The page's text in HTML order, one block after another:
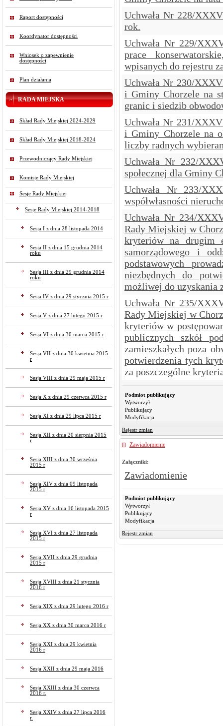
Raport dostępności
Koordynator dostępności
Wniosek o zapewnienie
dostępności
Plan działania
RADA MIEJSKA
Skład Rady Miejskiej 2024-2029
Skład Rady Miejskiej 2018-2024
Przewodniczący Rady Miejskiej
Komisje Rady Miejskiej
Sesje Rady Miejskiej
Sesje Rady Miejskiej 2014-2018
Sesja I z dnia 28 listopada 2014
Sesja II z dnia 15 grudnia 2014
roku
Sesja III z dnia 29 grudnia 2014
roku
Sesja IV z dnia 29 stycznia 2015 r
Sesja V z dnia 27 lutego 2015 r
Sesja VI z dnia 30 marca 2015 r
Sesja VII z dnia 30 kwietnia 2015
r
Sesja VIII z dnia 29 maja 2015 r
Sesja X z dnia 29 czerwca 2015 r
Sesja XI z dnia 29 lipca 2015 r
Sesja XII z dnia 20 sierpnia 2015
r
Sesja XIII z dnia 30 września
2015 r
Sesja XIV z dnia 09 listopada
2015 r
Sesja XV z dnia 16 listopada 2015
r
Sesja XVI z dnia 27 listopada
2015 r
Sesja XVII z dnia 29 grudnia
2015 r
Sesja XVIII z dnia 21 stycznia
2016 r
Sesja XIX z dnia 29 lutego 2016 r
Sesja XX z dnia 30 marca 2016 r
Sesja XXI z dnia 29 kwietnia
2016 r
Sesja XXII z dnia 29 maja 2016
Sesja XXIII z dnia 30 czerwca
2016 r.
Sesja XXIV z dnia 27 lipca 2016
r.
Uchwała Nr 228/
rok.
Uchwała Nr 229/
prace
wpisanych do rejestru
Uchwała Nr 230/
i Gminy Chorzele na
granic i siedzib
Uchwała Nr 231/
i Gminy Chorzele na
liczby radnych
Uchwała Nr 232/
społecznej dla Gminy
Uchwała Nr 233/
współwłasności
Uchwała Nr 234/
Rady Miejskiej w
kryteriów na drugim
samorządowego i
podstawowych
niezbędnych do
możliwej do uzyskania
Uchwała Nr 235/
Rady Miejskiej w
kryteriów w
publicznych szkół
zamieszkałych poza
potwierdzenia tych
za poszczególne
Podmiot publikujący
Wytworzył
Publikujący
Modyfikacja
Rejestr zmian
Zawiadomienie
Załączniki:
Zawiadomienie
Podmiot publikujący
Wytworzył
Publikujący
Modyfikacja
Rejestr zmian